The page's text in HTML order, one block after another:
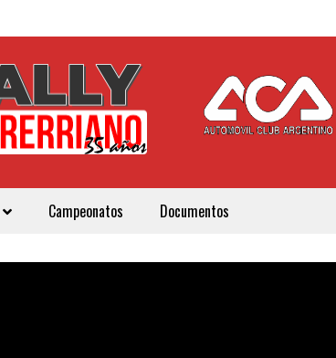
Campeonatos Documentos